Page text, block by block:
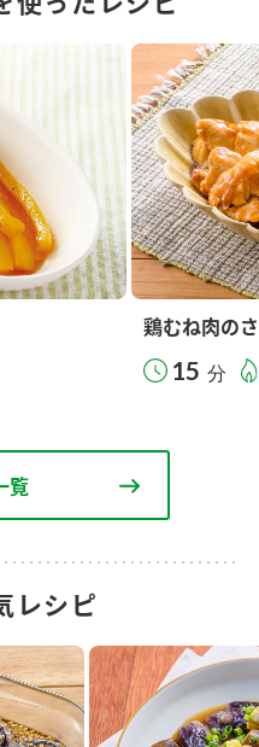
鶏むね肉の
15 分
覧
レシピ